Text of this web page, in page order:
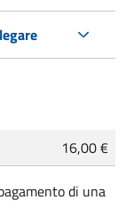
16,00 €
di una